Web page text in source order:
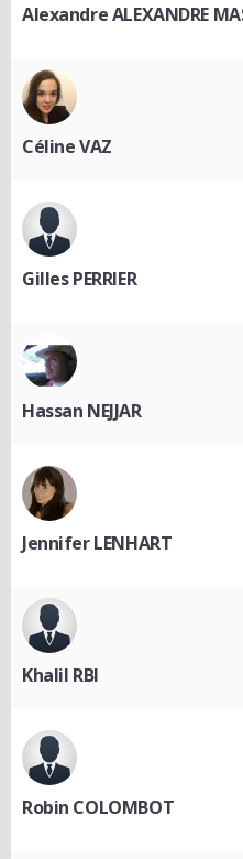
Alexandre ALEXANDRE
Céline VAZ
Gilles PERRIER
Hassan NEJJAR
Jennifer LENHART
Khalil RBI
Robin COLOMBOT